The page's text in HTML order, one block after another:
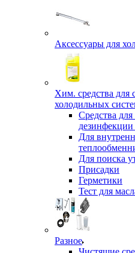
Аксессуары для
Хим. средства для
холодильных
Средства
Для
Для поиска
Присадки
Герметики
Тест для
Разное